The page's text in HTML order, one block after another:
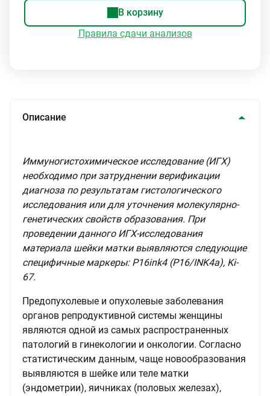
В корзину
Правила сдачи анализов
Описание
Иммуногистохимическое исследование (ИГХ)
необходимо при затруднении верификации
диагноза по результатам гистологического
исследования или для уточнения молекулярно-
генетических свойств образования. При
проведении данного ИГХ-исследования
материала шейки матки выявляются следующие
специфичные маркеры: P16ink4 (P16/INK4a), Ki-
67.
Предопухолевые и опухолевые заболевания
органов репродуктивной системы женщины
являются одной из самых распространенных
патологий в гинекологии и онкологии. Согласно
статистическим данным, чаще новообразования
выявляются в шейке или теле матки
(эндометрии), яичниках (половых железах),